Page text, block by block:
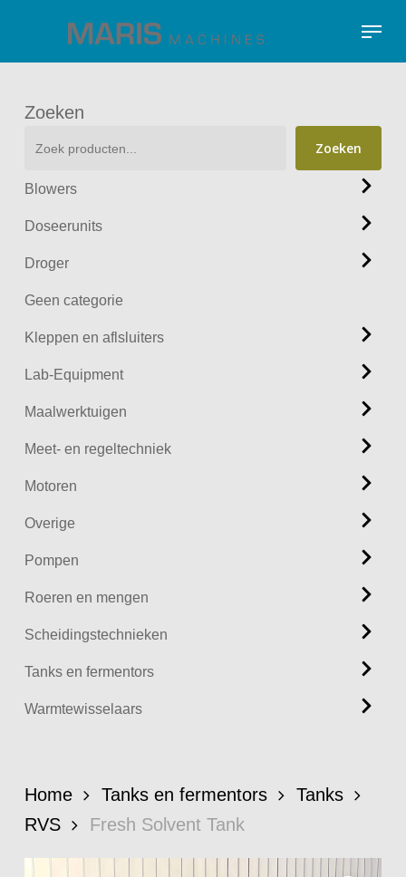
main
Menu
Zoeken
Zoeken
Blowers
Doseerunits
Droger
Geen categorie
Kleppen en aflsluiters
Lab-Equipment
Maalwerktuigen
Meet- en regeltechniek
Motoren
Overige
Pompen
Roeren en mengen
Scheidingstechnieken
Tanks en fermentors
Warmtewisselaars
Home Tanks en fermentors
Tanks
RVS
Fresh Solvent Tank
Close